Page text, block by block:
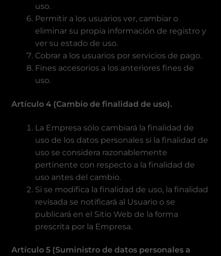
uso.
Permitir a los usuarios ver, cambiar o
eliminar su propia información de registro y
ver su estado de uso.
Cobrar a los usuarios por servicios de pago.
Fines accesorios a los anteriores fines de
uso.
Artículo 4 (Cambio de finalidad de uso).
La Empresa sólo cambiará la finalidad de
uso de los datos personales si la finalidad de
uso se considera razonablemente
pertinente con respecto a la finalidad de
uso antes del cambio.
Si se modifica la finalidad de uso, la finalidad
revisada se notificará al Usuario o se
publicará en el Sitio Web de la forma
prescrita por la Empresa.
Artículo 5 (Suministro de datos personales a